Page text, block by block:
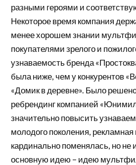
разными героями и
Некоторое время компания
менее хорошем знании
покупателями зрелого и
узнаваемость бренда
была ниже, чем у конкурентов
«Домик в деревне». Было
ребрендинг компанией
значительно повысить
молодого поколения, рекламная
кардинально поменялась, но не
основную идею – идею